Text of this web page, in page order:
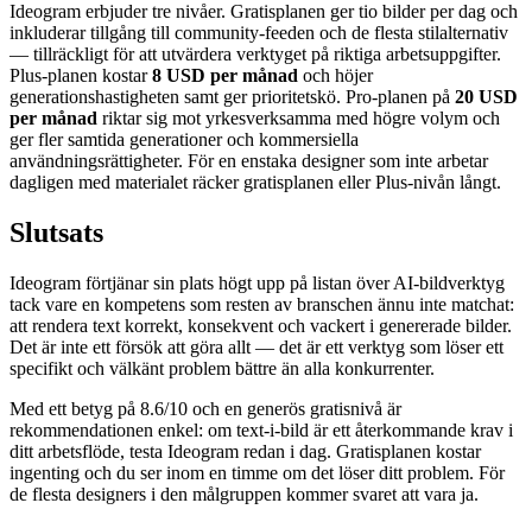
Ideogram erbjuder tre nivåer. Gratisplanen ger tio bilder per dag och
inkluderar tillgång till community-feeden och de flesta stilalternativ
— tillräckligt för att utvärdera verktyget på riktiga arbetsuppgifter.
Plus-planen kostar8 USD per månad och höjer
generationshastigheten samt ger prioritetskö. Pro-planen på 20 USD
per månad riktar sig mot yrkesverksamma med högre volym och
ger fler samtida generationer och kommersiella
användningsrättigheter. För en enstaka designer som inte arbetar
dagligen med materialet räcker gratisplanen eller Plus-nivån långt.
Slutsats
Ideogram förtjänar sin plats högt upp på listan över AI-bildverktyg
tack vare en kompetens som resten av branschen ännu inte matchat:
att rendera text korrekt, konsekvent och vackert i genererade bilder.
Det är inte ett försök att göra allt — det är ett verktyg som löser ett
specifikt och välkänt problem bättre än alla konkurrenter.
Med ett betyg på 8.6/10 och en generös gratisnivå är
rekommendationen enkel: om text-i-bild är ett återkommande krav i
ditt arbetsflöde, testa Ideogram redan i dag. Gratisplanen kostar
ingenting och du ser inom en timme om det löser ditt problem. För
de flesta designers i den målgruppen kommer svaret att vara ja.